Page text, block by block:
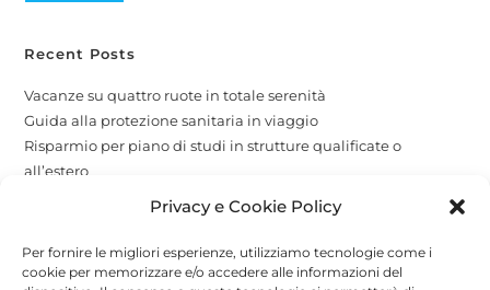
Privacy e Cookie Policy
Per fornire le migliori esperienze, utilizziamo tecnologie come i
cookie per memorizzare e/o accedere alle informazioni del
Recent Posts
Vacanze su quattro ruote in totale serenità
Guida alla protezione sanitaria in viaggio
Risparmio per piano di studi in strutture qualificate o
all’estero
La protezione per i tuoi amici a quattro zampe
Copertura globale e attività economiche
Recent Comments